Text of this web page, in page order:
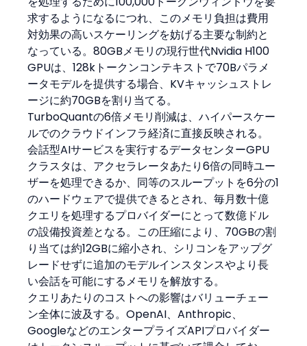
求するようになるにつれ、このメモリ負担は費用
対効果の高いスケーリングを妨げる主要な制約と
なっている。80GBメモリの現行世代Nvidia H100
GPUは、128kトークンコンテキストで70Bパラメ
ータモデルを提供する場合、KVキャッシュストレ
ージに約70GBを割り当てる。
TurboQuantの6倍メモリ削減は、ハイパースケー
ルでのクラウドインフラ経済に直接反映される。
会話型AIサービスを実行するデータセンターGPU
クラスタは、アクセラレータあたり6倍の同時ユー
ザーを処理できるか、同等のスループットを6分の1
のハードウェアで提供できるとされ、毎月数十億
クエリを処理するプロバイダーにとって数億ドル
の設備投資差となる。この圧縮により、70GBの割
り当ては約12GBに縮小され、シリコンをアップグ
レードせずに追加のモデルインスタンスやより長
い会話を可能にするメモリを解放する。
クエリあたりのコストへの影響はバリューチェー
ン全体に波及する。OpenAI、Anthropic、
GoogleなどのエンタープライズAPIプロバイダー